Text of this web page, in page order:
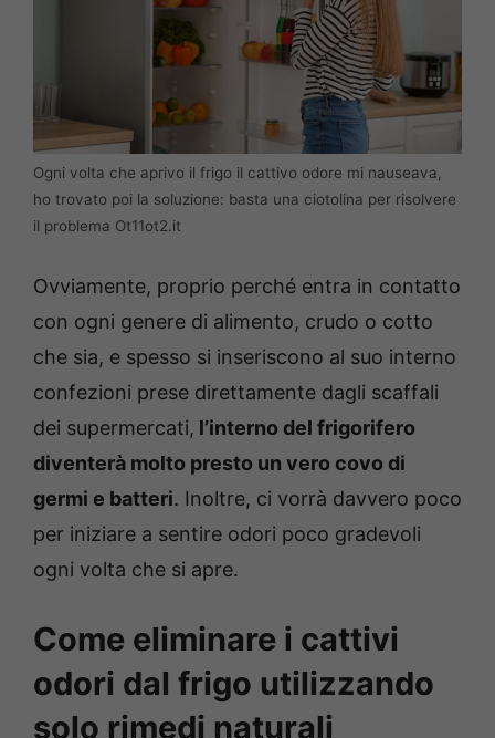
Ogni volta che aprivo il frigo il cattivo odore mi nauseava,
ho trovato poi la soluzione: basta una ciotolina per risolvere
il problema Ot11ot2.it
Ovviamente, proprio perché entra in contatto
con ogni genere di alimento, crudo o cotto
che sia, e spesso si inseriscono al suo interno
confezioni prese direttamente dagli scaffali
dei supermercati, l’interno del frigorifero
diventerà molto presto un vero covo di
germi e batteri. Inoltre, ci vorrà davvero poco
per iniziare a sentire odori poco gradevoli
ogni volta che si apre.
Come eliminare i cattivi
odori dal frigo utilizzando
solo rimedi naturali